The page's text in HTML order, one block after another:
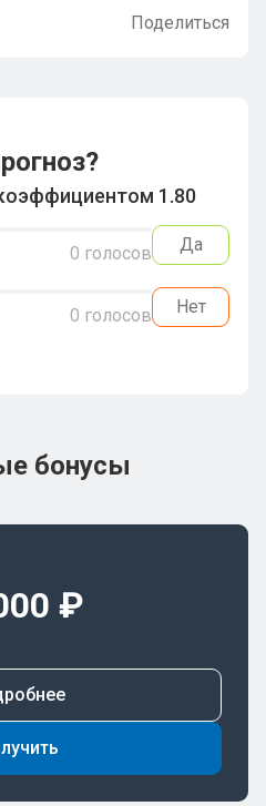
Поделиться
1.80
0 голосов Да
0 голосов Нет
бонусы
₽